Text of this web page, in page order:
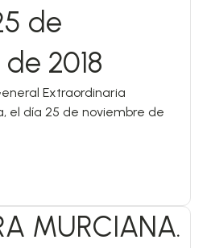
de
2018
Extraordinaria
el día 25 de noviembre de
MURCIANA.